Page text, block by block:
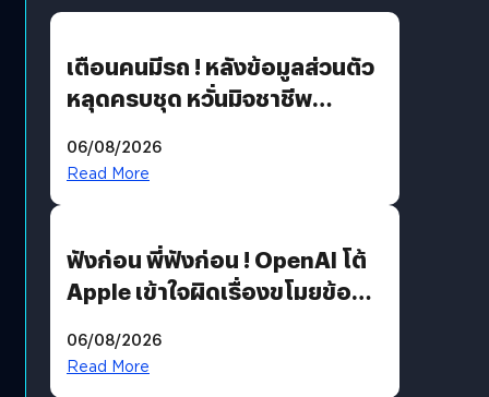
เตือนคนมีรถ ! หลังข้อมูลส่วนตัว
หลุดครบชุด หวั่นมิจชาชีพ
รหัสผ่านหลุด ไม่ใช่แฮ็กเกอร์
06/08/2026
Read More
ฟังก่อน พี่ฟังก่อน ! OpenAI โต้
Apple เข้าใจผิดเรื่องขโมยข้อมูล
06/08/2026
Read More